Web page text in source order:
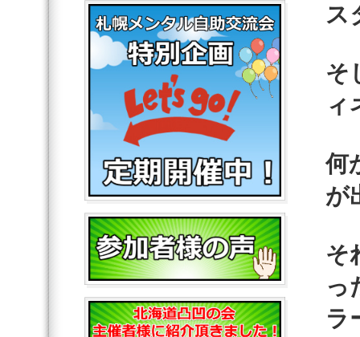
ス
そ
ィ
何
が
そ
っ
ラ